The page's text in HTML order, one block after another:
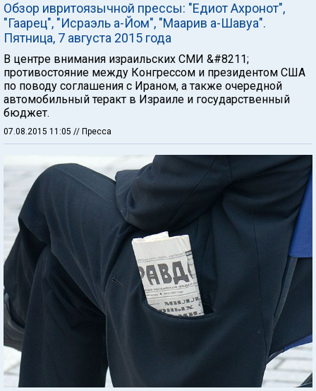
Обзор ивритоязычной прессы: "Едиот Ахронот",
"Гаарец", "Исраэль а-Йом", "Маарив а-Шавуа".
Пятница, 7 августа 2015 года
В центре внимания израильских СМИ &#8211;
противостояние между Конгрессом и президентом США
по поводу соглашения с Ираном, а также очередной
автомобильный теракт в Израиле и государственный
бюджет.
07.08.2015 11:05 // Пресса